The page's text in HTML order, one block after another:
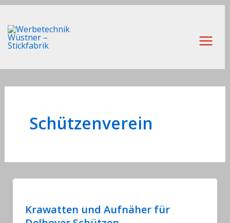
Zum
springen
Main
Menu
Schützenverein
Krawatten und Aufnäher für